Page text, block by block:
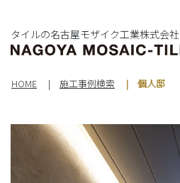
タイルの名古屋モザイク工業株式会社
HOME 施工事例検索 個人邸